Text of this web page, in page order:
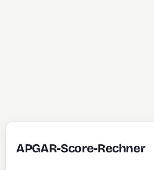
APGAR-Score-Rechner